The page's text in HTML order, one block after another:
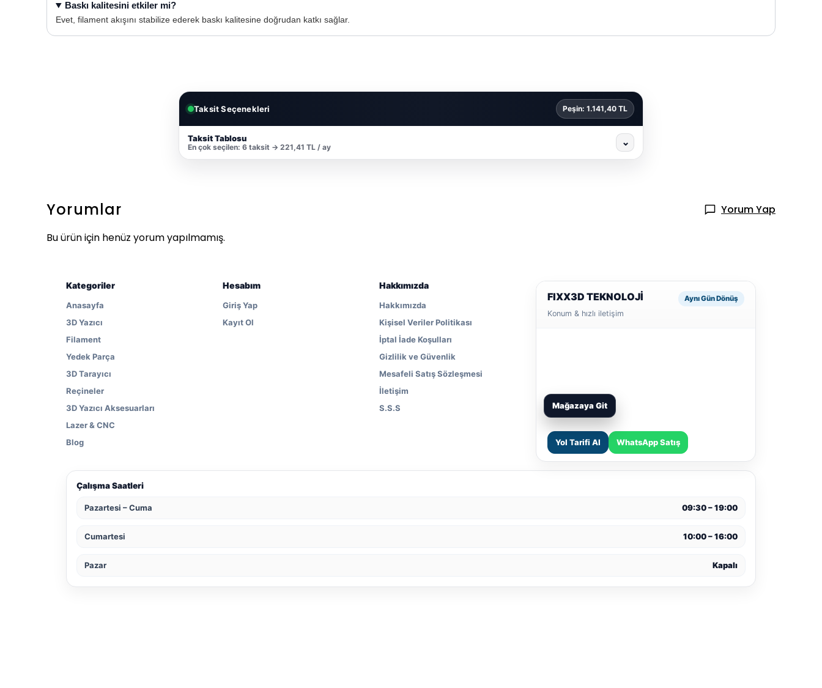
Baskı kalitesini etkiler mi?
Evet, filament akışını stabilize ederek baskı kalitesine doğrudan katkı sağlar.
Taksit Seçenekleri Peşin: 1.141,40 TL
Taksit Tablosu
En çok seçilen: 6 taksit → 221,41 TL / ay ⌄
Yorumlar
Yorum Yap
Bu ürün için henüz yorum yapılmamış.
Kategoriler
Anasayfa
3D Yazıcı
Filament
Yedek Parça
3D Tarayıcı
Reçineler
3D Yazıcı Aksesuarları
Lazer & CNC
Blog
Hesabım
Giriş Yap
Kayıt Ol
Hakkımızda
Hakkımızda
Kişisel Veriler Politikası
İptal İade Koşulları
Gizlilik ve Güvenlik
Mesafeli Satış Sözleşmesi
İletişim
S.S.S
FIXX3D TEKNOLOJİ
Konum & hızlı iletişim
Aynı Gün Dönüş
Mağazaya Git
Yol Tarifi Al WhatsApp Satış
Çalışma Saatleri
Pazartesi – Cuma 09:30 – 19:00
Cumartesi 10:00 – 16:00
Pazar Kapalı